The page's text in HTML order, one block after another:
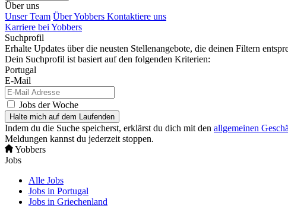
Über uns
Unser Team Über Yobbers Kontaktiere uns
Karriere bei Yobbers
Suchprofil
Erhalte Updates über die neusten Stellenangebote, die deinen Filtern
Dein Suchprofil ist basiert auf den folgenden Kriterien:
Portugal
E-Mail
Jobs der Woche
Halte mich auf dem Laufenden
Indem du die Suche speicherst, erklärst du dich mit den allgemeinen
Meldungen kannst du jederzeit stoppen.
Yobbers
Jobs
Alle Jobs
Jobs in Portugal
Jobs in Griechenland